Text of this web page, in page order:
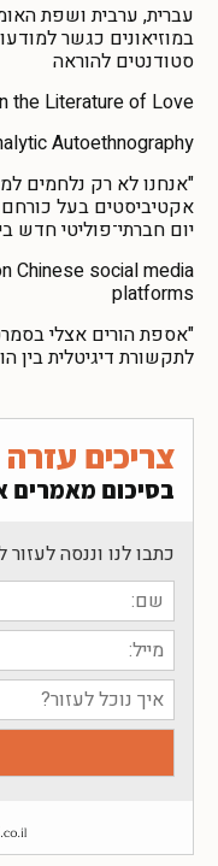
עברית, ערבית ושפת
במוזיאונים כגשר
סטודנטים להוראה
the Literature of Love
Autoethnography
"אנחנו לא רק נלחמים
יום חברתי־פוליטי חדש
Chinese social media
platforms
"אספת הורים אצלי
לתקשורת דיגיטלית בין
צריכים עזרה
בסיכום מאמרים
כתבו לנו וננסה לעזור